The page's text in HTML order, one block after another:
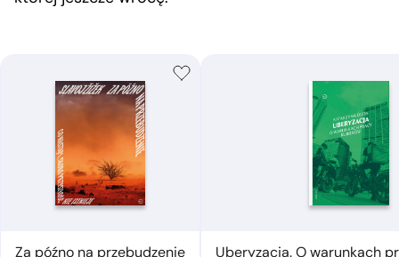
Za późno na przebudzenie Uberyzacja. O warunkach